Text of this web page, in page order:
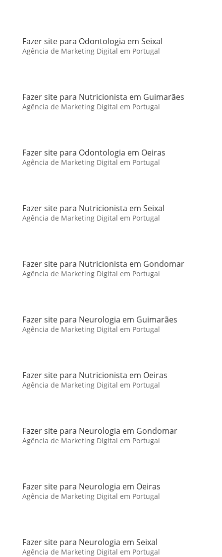
Fazer site para Odontologia em Seixal
Agência de Marketing Digital em Portugal
Fazer site para Nutricionista em Guimarães
Agência de Marketing Digital em Portugal
Fazer site para Odontologia em Oeiras
Agência de Marketing Digital em Portugal
Fazer site para Nutricionista em Seixal
Agência de Marketing Digital em Portugal
Fazer site para Nutricionista em Gondomar
Agência de Marketing Digital em Portugal
Fazer site para Neurologia em Guimarães
Agência de Marketing Digital em Portugal
Fazer site para Nutricionista em Oeiras
Agência de Marketing Digital em Portugal
Fazer site para Neurologia em Gondomar
Agência de Marketing Digital em Portugal
Fazer site para Neurologia em Oeiras
Agência de Marketing Digital em Portugal
Fazer site para Neurologia em Seixal
Agência de Marketing Digital em Portugal